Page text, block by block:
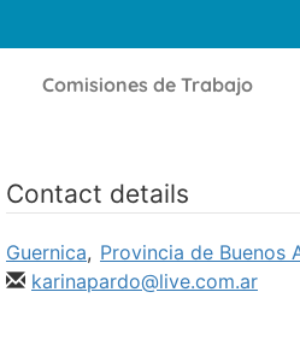
Comisiones de Trabajo
Contact details
Guernica, Provincia de Buenos
karinapardo@live.com.ar